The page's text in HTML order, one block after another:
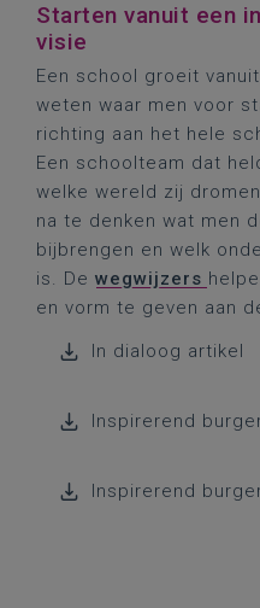
Starten vanuit een
visie
Een school groeit
weten waar men voor
richting aan het hele
Een schoolteam dat
welke wereld zij
na te denken wat men
bijbrengen en welk
is. De wegwijzers
en vorm te geven aan
In dialoog artikel
Inspirerend
Inspirerend